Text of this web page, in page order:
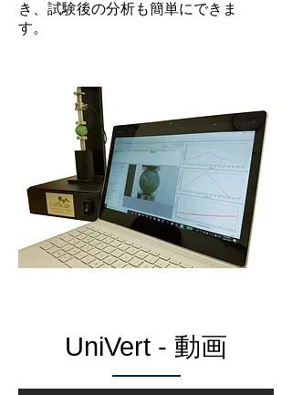
き、試験後の分析も簡単にできま
す。
UniVert - 動画